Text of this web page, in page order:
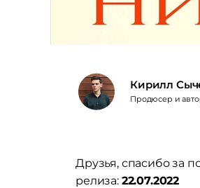
Кирилл
Продюсер и
Друзья, спасибо за
релиза: 22.07.2022